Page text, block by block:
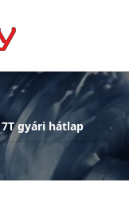
gyári hátlap